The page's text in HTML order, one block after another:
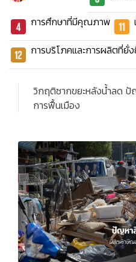
การศึกษาที่มีคุณภาพ
การบริโภคและการผลิตที่ยั่
วิกฤติซากขยะหลังน้ำลด
การฟื้นเมือง